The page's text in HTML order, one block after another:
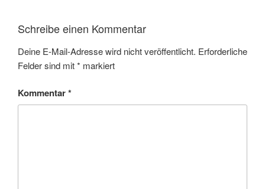
Schreibe einen Kommentar
Deine E-Mail-Adresse wird nicht veröffentlicht. Erforderliche
Felder sind mit* markiert
Kommentar*